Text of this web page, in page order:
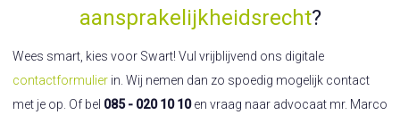
aansprakelijkheidsrecht?
Wees smart, kies voor Swart! Vul vrijblijvend ons digitale
contactformulier in. Wij nemen dan zo spoedig mogelijk contact
met je op. Of bel 085 - 020 10 10en vraag naar advocaat mr. Marco